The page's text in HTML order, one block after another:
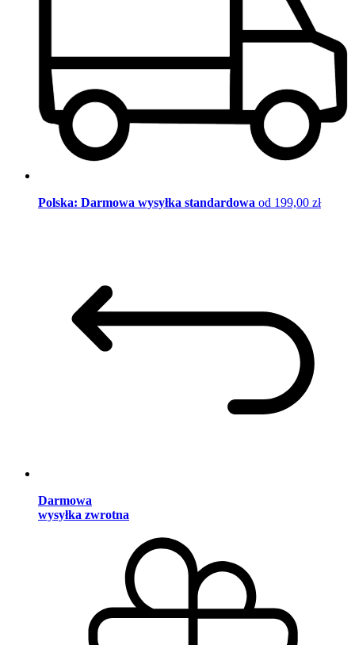
Polska: Darmowa wysyłka standardowa od 199,00 zł
Darmowa
wysyłka zwrotna